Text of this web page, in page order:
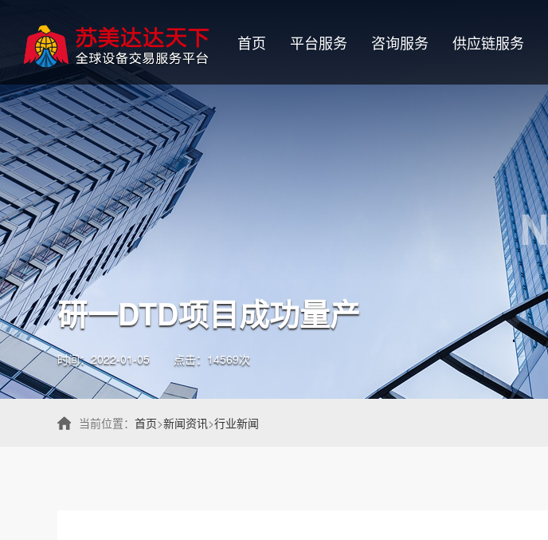
首页 平台服务 咨询服务 供应链服务
研一DTD项目成功量产
时间：2022-01-05 点击：14569次
当前位置： 首页>新闻资讯>行业新闻